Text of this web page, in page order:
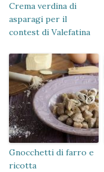
Crema verdina di
asparagi per il
contest di Valefatina
Gnocchetti di farro e
ricotta